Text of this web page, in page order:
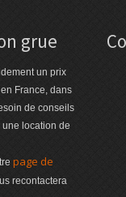
grue
un prix
France, dans
de conseils
location de
page de
recontactera